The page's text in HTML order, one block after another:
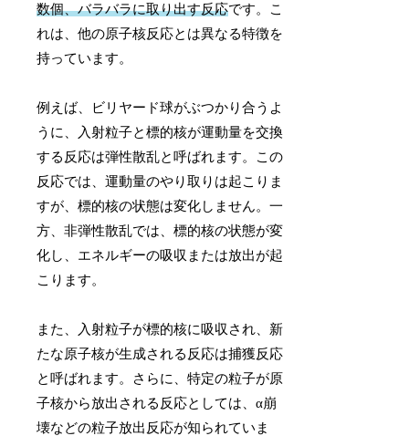
数個、バラバラに取り出す反応です。こ
れは、他の原子核反応とは異なる特徴を
持っています。
例えば、ビリヤード球がぶつかり合うよ
うに、入射粒子と標的核が運動量を交換
する反応は弾性散乱と呼ばれます。この
反応では、運動量のやり取りは起こりま
すが、標的核の状態は変化しません。一
方、非弾性散乱では、標的核の状態が変
化し、エネルギーの吸収または放出が起
こります。
また、入射粒子が標的核に吸収され、新
たな原子核が生成される反応は捕獲反応
と呼ばれます。さらに、特定の粒子が原
子核から放出される反応としては、α崩
壊などの粒子放出反応が知られていま